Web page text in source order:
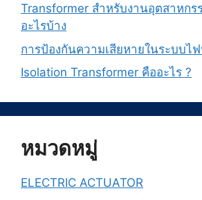
Transformer สำหรับงานอุตสาหกร
อะไรบ้าง
การป้องกันความเสียหายในระบบไ
Isolation Transformer คืออะไร ?
หมวดหมู่
ELECTRIC ACTUATOR